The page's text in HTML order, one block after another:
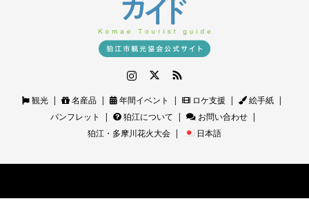
観光 名産品 年間イベント ロケ支援
絵手紙
パンフレット
狛江について
お問い合わせ
狛江・多摩川花火大会
日本語